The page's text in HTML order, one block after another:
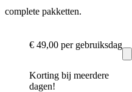
complete pakketten.
€ 49,00 per gebruiksdag
Korting bij meerdere
dagen!